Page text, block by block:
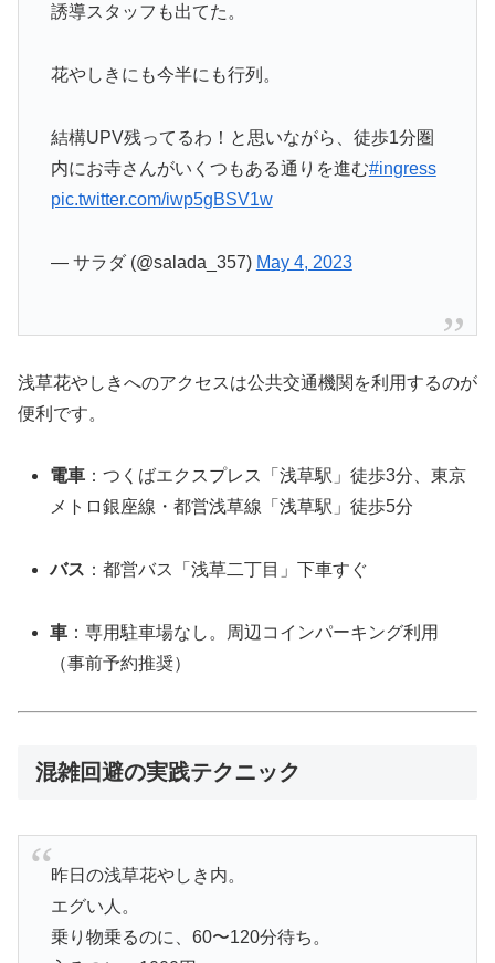
誘導スタッフも出てた。
花やしきにも今半にも行列。
結構UPV残ってるわ！と思いながら、徒歩1分圏
内にお寺さんがいくつもある通りを進む#ingress
pic.twitter.com/iwp5gBSV1w
— サラダ (@salada_357) May 4, 2023
浅草花やしきへのアクセスは公共交通機関を利用するのが
便利です。
電車 ：つくばエクスプレス「浅草駅」徒歩3分、東京
メトロ銀座線・都営浅草線「浅草駅」徒歩5分
バス ：都営バス「浅草二丁目」下車すぐ
車 ：専用駐車場なし。周辺コインパーキング利用
（事前予約推奨）
混雑回避の実践テクニック
昨日の浅草花やしき内。
エグい人。
乗り物乗るのに、60〜120分待ち。